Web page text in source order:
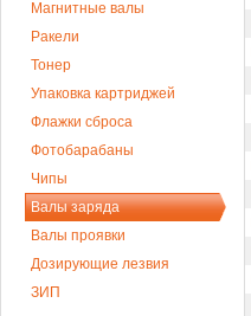
Магнитные валы
Ракели
Тонер
Упаковка картриджей
Флажки сброса
Фотобарабаны
Чипы
Валы заряда
Валы проявки
Дозирующие лезвия
ЗИП